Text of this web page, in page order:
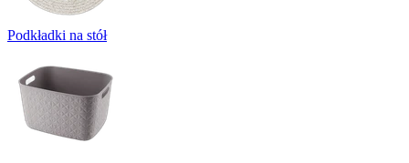
Podkładki na stół